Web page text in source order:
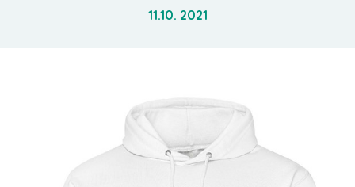
11.10. 2021